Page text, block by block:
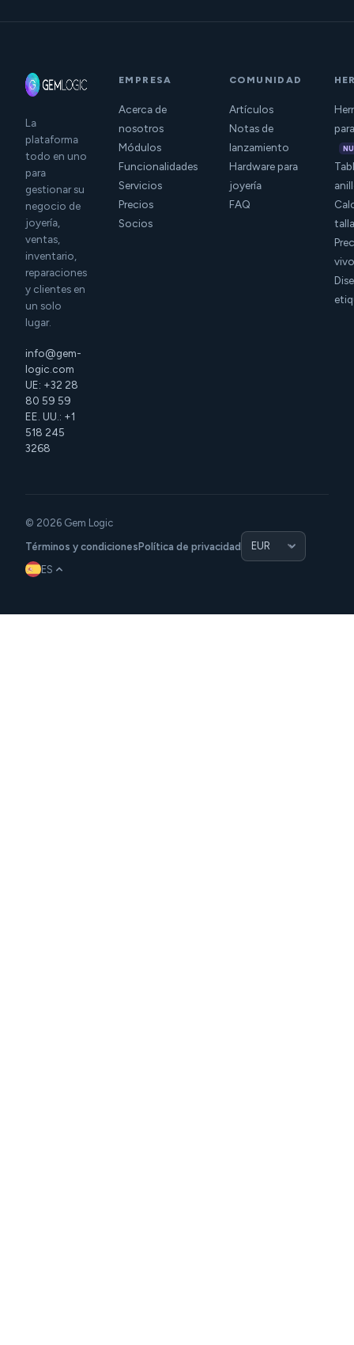
La
plataforma
todo en uno
para
gestionar su
negocio de
joyería,
ventas,
inventario,
reparaciones
y clientes en
un solo
lugar.
info@gem-
logic.com
UE: +32 28
80 59 59
EE. UU.: +1
518 245
3268
EMPRESA
Acerca de
nosotros
Módulos
Funcionalidades
Servicios
Precios
Socios
COMUNIDAD
Artículos
Notas de
lanzamiento
Hardware para
joyería
FAQ
vivo
© 2026 Gem Logic
Términos y condiciones Política de privacidad
ES